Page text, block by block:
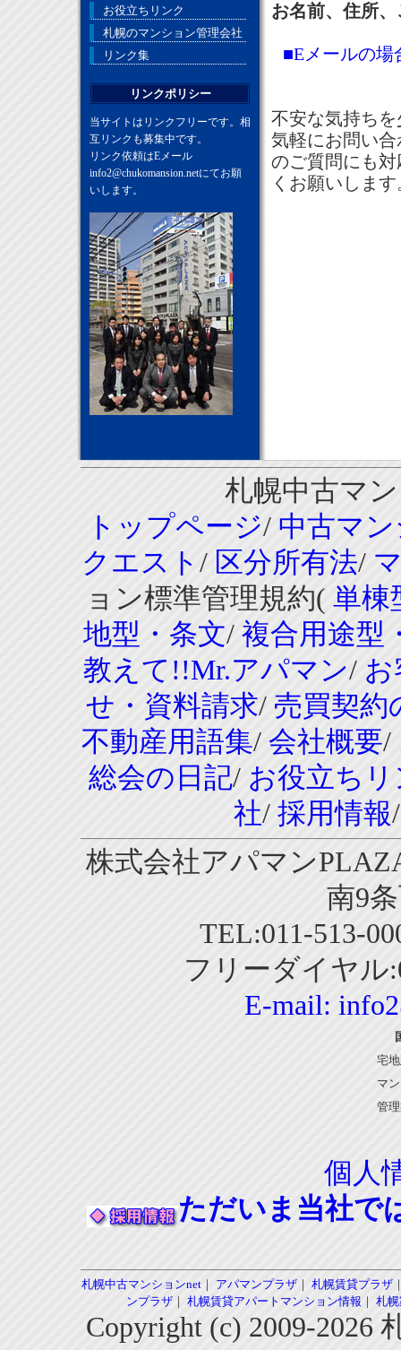
お名前、住所
■Eメールの場
不安な気持ち
気軽にお問い
のご質問にも
くお願いしま
お役立ちリンク
札幌のマンション管理会社
リンク集
リンクポリシー
当サイトはリンクフリーです。相
互リンクも募集中です。
リンク依頼はEメール
info2@chukomansion.netにてお願
いします。
札幌中古マ
トップページ/ 中古マ
クエスト / 区分所有法/
ョン標準管理規約( 単棟
地型・条文/ 複合用途型
教えて!!Mr.アパマン/ お
せ・資料請求/ 売買契約
不動産用語集/ 会社概要/
総会の日記/ お役立ち
社/ 採用情報
株式会社アパマン
南9
TEL:011-513-
フリーダイヤル
E-mail:
宅
マ
管
個人
ただいま当社で
札幌中古マンションnet｜ アパマンプラザ｜ 札幌賃貸プラザ
ンプラザ｜ 札幌賃貸アパートマンション情報 ｜ 札
Copyright (c) 2009-2026